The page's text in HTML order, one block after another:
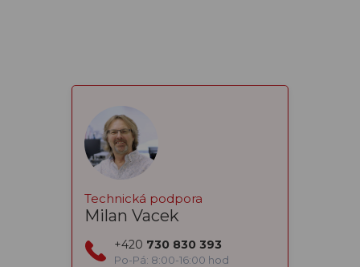
Technická podpora
Milan Vacek
+420 730 830 393
Po-Pá: 8:00-16:00 hod